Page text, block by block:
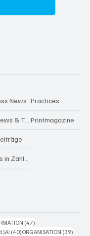
News
Interviews & Talks
Practices
Printmagazine
(47)
41 Beiträge
AI (40)40 Beiträge
ORGANISATION (39)